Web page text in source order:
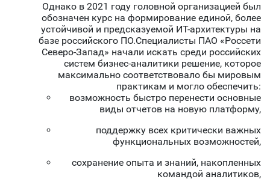
Однако в 2021 году головной организацией был
обозначен курс на формирование единой, более
устойчивой и предсказуемой ИТ-архитектуры на
базе российского ПО.Специалисты ПАО «Россети
Северо-Запад» начали искать среди российских
систем бизнес-аналитики решение, которое
максимально соответствовало бы мировым
практикам и могло обеспечить:
возможность быстро перенести основные
виды отчетов на новую платформу,
поддержку всех критически важных
функциональных возможностей,
сохранение опыта и знаний, накопленных
командой аналитиков,